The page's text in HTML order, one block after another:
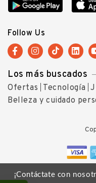
¡Contáctate con
Follow Us
Los más buscados
Ofertas Tecnología
Belleza y cuidado